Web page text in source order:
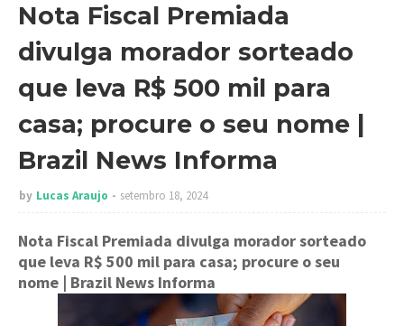
Nota Fiscal Premiada
divulga morador sorteado
que leva R$ 500 mil para
casa; procure o seu nome |
Brazil News Informa
by Lucas Araujo setembro 18, 2024
Nota Fiscal Premiada divulga morador sorteado
que leva R$ 500 mil para casa; procure o seu
nome | Brazil News Informa